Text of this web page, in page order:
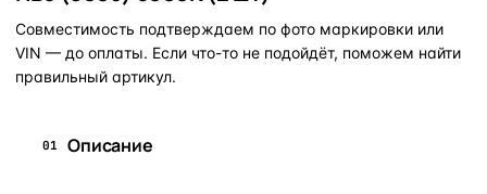
Совместимость подтверждаем по фото маркировки или
VIN — до оплаты. Если что-то не подойдёт, поможем найти
правильный артикул.
01 Описание